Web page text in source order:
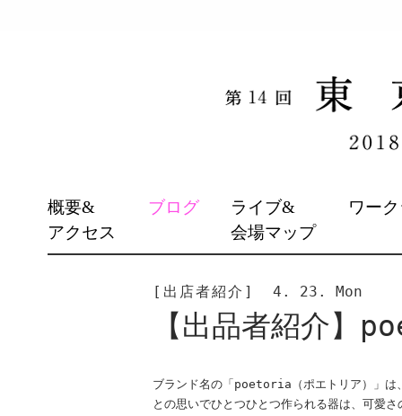
TO
CONTENT
概要&
アクセス
ブログ
ライブ&
会場マップ
ワー
[出店者紹介] 4. 23. Mon
【出品者紹介
ブランド名の「 poetoria （ポエトリア）」
との思いでひとつひとつ作られる器は、可愛